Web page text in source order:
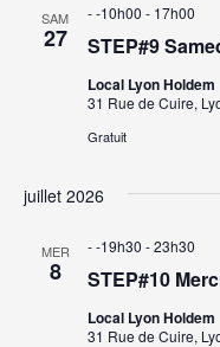
SAM
27 STEP#9
- -10h00 - 17h00
Local Lyon Holdem
31 Rue de Cuire,
Gratuit
juillet 2026
MER
8 STEP#10
- -19h30 -23h30
Local Lyon Holdem
31 Rue de Cuire,